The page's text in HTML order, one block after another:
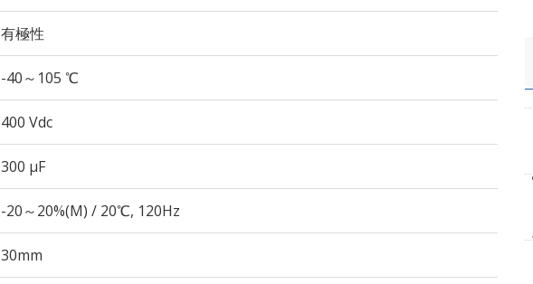
有極性
-40～105 ℃
400 Vdc
300 µF
-20～20%(M) / 20℃, 120Hz
30mm